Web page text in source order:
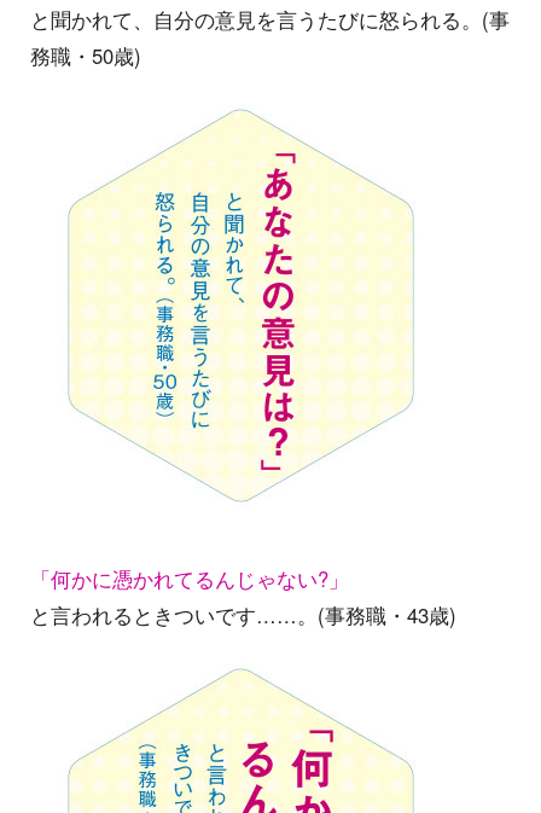
と聞かれて、自分の意見を言うたびに怒られる。(事
務職・50歳)
「何かに憑かれてるんじゃない?」
と言われるときついです……。(事務職・43歳)